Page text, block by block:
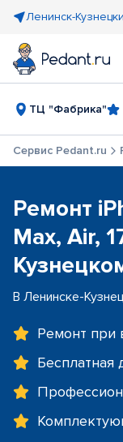
Ленинск-
ТЦ "Фабрика"
Сервис Pedant.ru
Ремонт
Max, Air,
В Ленинске-
Ремонт при
Бесплатная